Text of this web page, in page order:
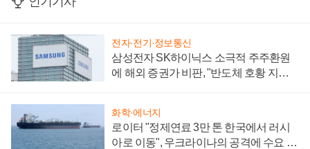
전자·전기·정보통신
삼성전자 SK하이닉스 소극적 주주환원
에 해외 증권가 비판, "반도체 호황 지속
화학·에너지
로이터 "정제연료 3만 톤 한국에서 러시
아로 이동", 우크라이나의 공격에 수요 늘